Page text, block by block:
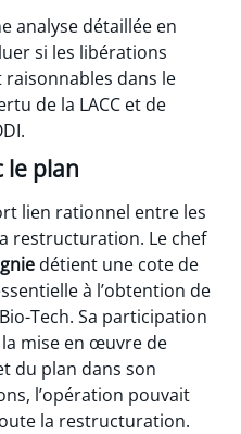
analyse détaillée en
si les libérations
dans le
de la LACC et de
le plan
lien rationnel entre les
restructuration. Le chef
détient une cote de
à l’obtention de
Tech. Sa participation
mise en œuvre de
du plan dans son
l’opération pouvait
la restructuration.